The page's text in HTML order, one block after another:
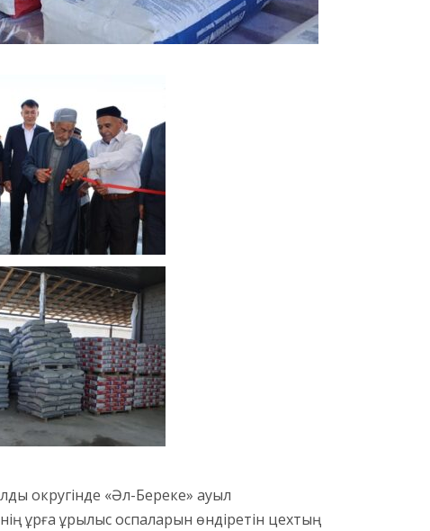
округінде «Әл-Береке» ауыл
құрғақ құрылыс қоспаларын өндіретін цехтың